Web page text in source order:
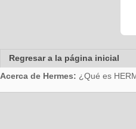
Regresar a la página inicial
Acerca de Hermes: ¿Qué es